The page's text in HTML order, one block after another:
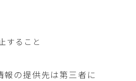
すること
の提供先は第三者に